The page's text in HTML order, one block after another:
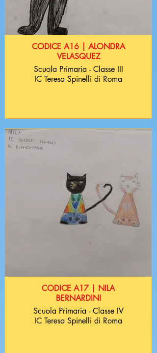
CODICE A16 | ALONDRA
VELASQUEZ
Scuola Primaria - Classe III
IC Teresa Spinelli di Roma
CODICE A17 | NILA
BERNARDINI
Scuola Primaria - Classe IV
IC Teresa Spinelli di Roma